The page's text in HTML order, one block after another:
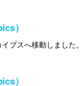
）
ブスへ移動しました。
）